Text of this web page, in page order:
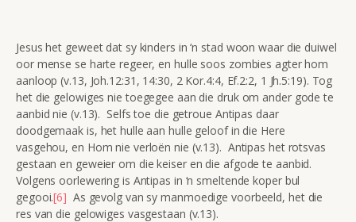
Jesus het geweet dat sy kinders in ‘n stad woon waar die duiwel
oor mense se harte regeer, en hulle soos zombies agter hom
aanloop (v.13, Joh.12:31, 14:30, 2 Kor.4:4, Ef.2:2, 1 Jh.5:19). Tog
het die gelowiges nie toegegee aan die druk om ander gode te
aanbid nie (v.13). Selfs toe die getroue Antipas daar
doodgemaak is, het hulle aan hulle geloof in die Here
vasgehou, en Hom nie verloën nie (v.13). Antipas het rotsvas
gestaan en geweier om die keiser en die afgode te aanbid.
Volgens oorlewering is Antipas in ‘n smeltende koper bul
gegooi.[6] As gevolg van sy manmoedige voorbeeld, het die
res van die gelowiges vasgestaan (v.13).